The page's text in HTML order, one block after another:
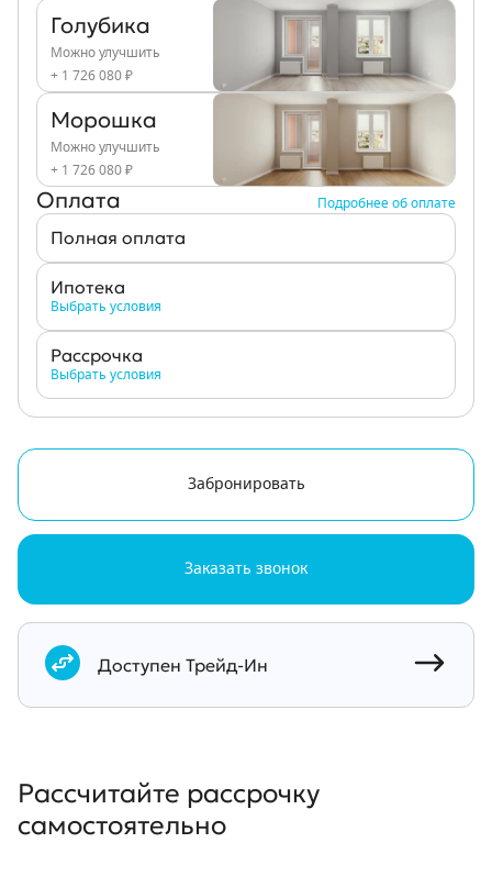
Голубика
Можно улучшить
+ 1 726 080 ₽
Морошка
Можно улучшить
+ 1 726 080 ₽
Оплата Подробнее об оплате
Полная оплата
Ипотека
Выбрать условия
Рассрочка
Выбрать условия
Забронировать
Заказать звонок
Документы
Доступен Трейд-Ин
Рассчитайте рассрочку
самостоятельно